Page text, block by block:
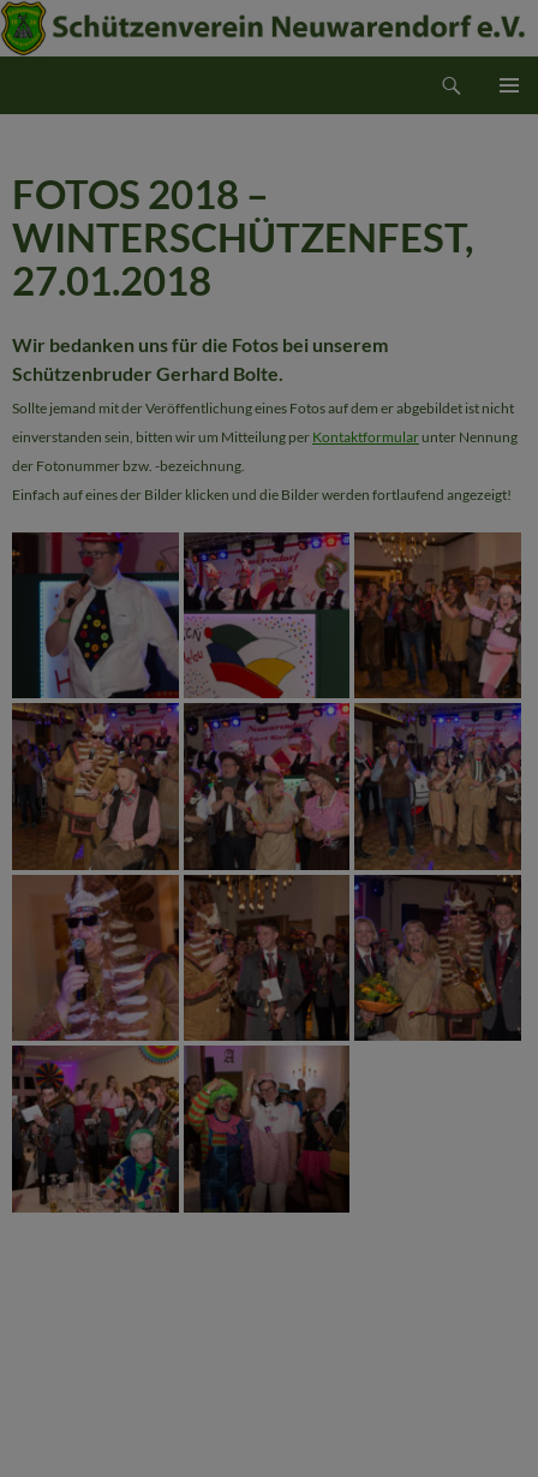
FOTOS 2018 –
WINTERSCHÜTZENFEST,
27.01.2018
Wir bedanken uns für die Fotos bei unserem
Schützenbruder Gerhard Bolte.
Sollte jemand mit der Veröffentlichung eines Fotos auf dem er abgebildet ist nicht
einverstanden sein, bitten wir um Mitteilung per Kontaktformularunter Nennung
der Fotonummer bzw. -bezeichnung.
Einfach auf eines der Bilder klicken und die Bilder werden fortlaufend angezeigt!